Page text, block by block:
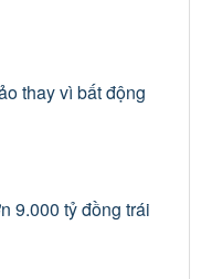
thay vì bất động
9.000 tỷ đồng trái